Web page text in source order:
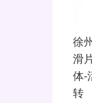
徐
滑
体-
转